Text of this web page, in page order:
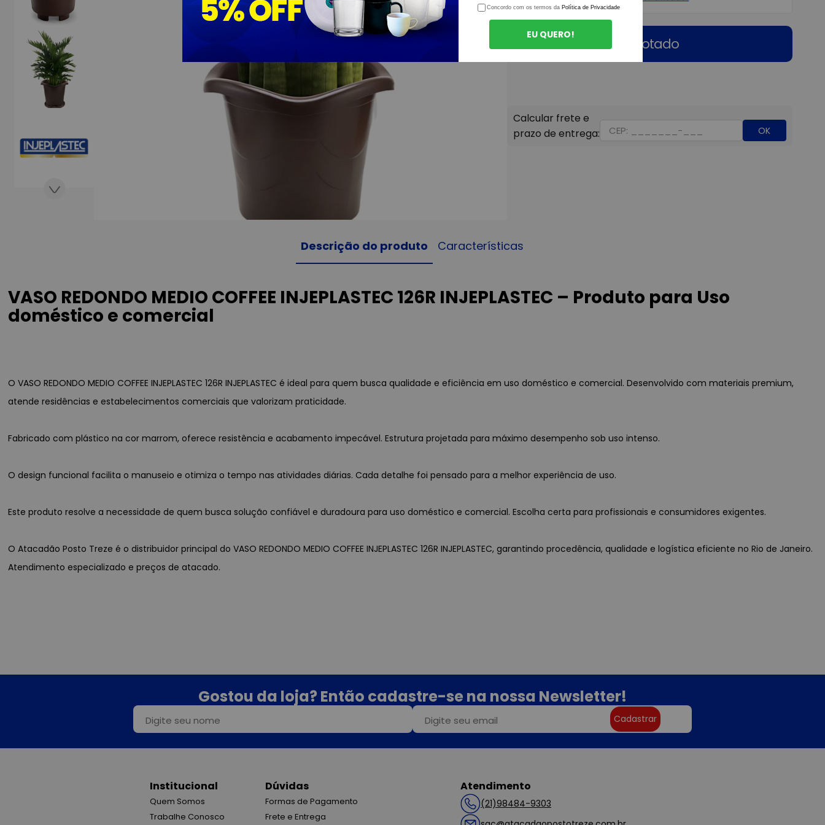
Esgotado
OK
Descrição do produto Características
VASO REDONDO MEDIO COFFEE INJEPLASTEC 126R INJEPLASTEC – Produto para Uso
doméstico e comercial
O VASO REDONDO MEDIO COFFEE INJEPLASTEC 126R INJEPLASTEC é ideal para quem busca qualidade e eficiência em uso doméstico e comercial. Desenvolvido com materiais premium,
atende residências e estabelecimentos comerciais que valorizam praticidade.
Fabricado com plástico na cor marrom, oferece resistência e acabamento impecável. Estrutura projetada para máximo desempenho sob uso intenso.
O design funcional facilita o manuseio e otimiza o tempo nas atividades diárias. Cada detalhe foi pensado para a melhor experiência de uso.
Este produto resolve a necessidade de quem busca solução confiável e duradoura para uso doméstico e comercial. Escolha certa para profissionais e consumidores exigentes.
O Atacadão Posto Treze é o distribuidor principal do VASO REDONDO MEDIO COFFEE INJEPLASTEC 126R INJEPLASTEC, garantindo procedência, qualidade e logística eficiente no Rio de Janeiro.
Atendimento especializado e preços de atacado.
Gostou da loja? Então cadastre-se na nossa Newsletter!
Cadastrar
Institucional
Quem Somos
Trabalhe Conosco
Dúvidas
Formas de Pagamento
Frete e Entrega
Atendimento
(21)98484-9303
Concordo com os termos da Política de Privacidade
EU QUERO!